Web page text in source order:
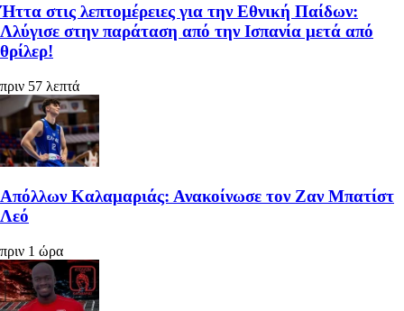
Ήττα στις λεπτομέρειες για την Εθνική Παίδων:
Λλύγισε στην παράταση από την Ισπανία μετά από
θρίλερ!
πριν 57 λεπτά
Απόλλων Καλαμαριάς: Ανακοίνωσε τον Ζαν Μπατίστ
Λεό
πριν 1 ώρα